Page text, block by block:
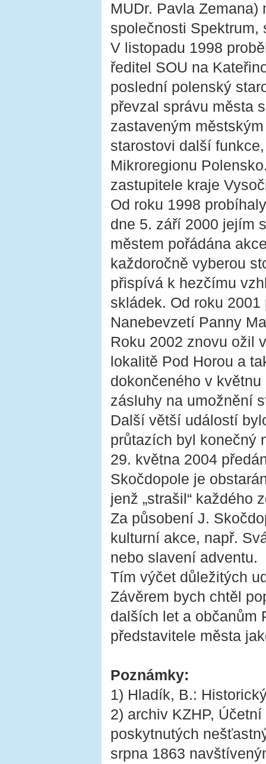
MUDr. Pavla
společnosti Spektrum,
V listopadu 1998
ředitel SOU na
poslední polenský
převzal správu města
zastaveným
starostovi další
Mikroregionu
zastupitele kraje
Od roku 1998
dne 5. září 2000 jejím
městem pořádána
každoročně vyberou
přispívá k hezčímu
skládek. Od roku
Nanebevzetí Panny
Roku 2002 znovu ožil
lokalitě Pod Horou a
dokončeného v
zásluhy na umožnění
Další větší událostí
průtazích byl konečný
29. května 2004
Skočdopole je
jenž „strašil“ každého
Za působení J.
kulturní akce, např.
nebo slavení adventu.
Tím výčet důležitých
Závěrem bych chtěl
dalších let a občanům
představitele města
Poznámky:
1) Hladík, B.:
2) archiv KZHP,
poskytnutých
srpna 1863